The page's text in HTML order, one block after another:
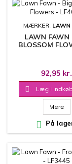
MÆRKER: LAWN
LAWN FAWN
BLOSSOM
92,95 kr.
 Læg i
Mere
 På